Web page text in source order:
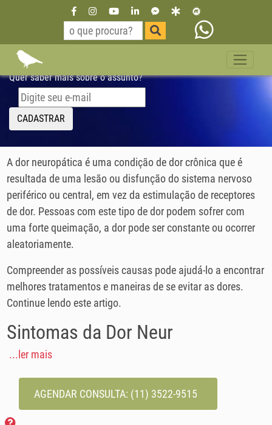
Dor Neuropática
Quer saber mais sobre o assunto?
CADASTRAR
A dor neuropática é uma condição de dor crônica que é
resultada de uma lesão ou disfunção do sistema nervoso
periférico ou central, em vez da estimulação de receptores
de dor. Pessoas com este tipo de dor podem sofrer com
uma forte queimação, a dor pode ser constante ou ocorrer
aleatoriamente.
Compreender as possíveis causas pode ajudá-lo a encontrar
melhores tratamentos e maneiras de se evitar as dores.
Continue lendo este artigo.
Sintomas da Dor Neur
...ler mais
AGENDAR CONSULTA: (11) 3522-9515